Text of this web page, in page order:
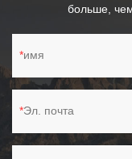
больше,
имя
Эл. почта